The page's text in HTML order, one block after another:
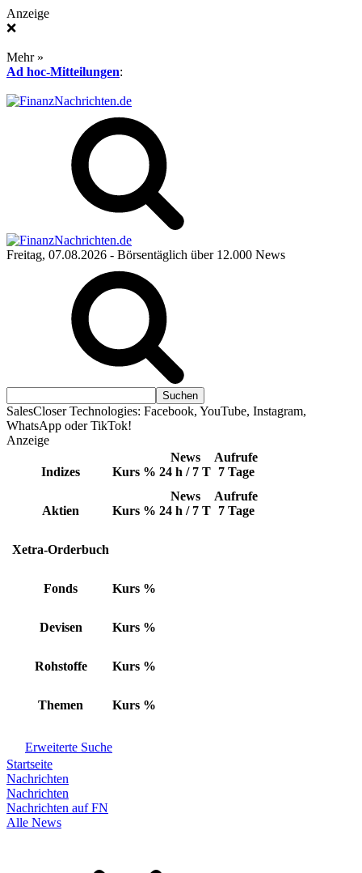
Anzeige
❌
Mehr »
Ad hoc-Mitteilungen:
Freitag, 07.08.2026 - Börsentäglich über 12.000 News
SalesCloser Technologies: Facebook, YouTube, Instagram,
WhatsApp oder TikTok!
Anzeige
Indizes Kurs %
News
24 h / 7 T
Aufrufe
7 Tage
Aktien Kurs %
News
24 h / 7 T
Aufrufe
7 Tage
Xetra-Orderbuch
Fonds Kurs %
Devisen Kurs %
Rohstoffe Kurs %
Themen Kurs %
Erweiterte Suche
Startseite
Nachrichten
Nachrichten
Nachrichten auf FN
Alle News